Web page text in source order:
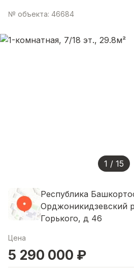
№ объекта: 46684
1 / 15
Республика
Орджоникидзевский
Горького, д 46
Цена
5 290 000 ₽